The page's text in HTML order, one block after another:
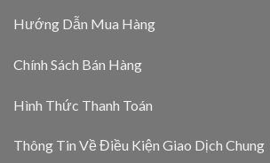
Hướng Dẫn Mua Hàng
Chính Sách Bán Hàng
Hình Thức Thanh Toán
Thông Tin Về Điều Kiện Giao Dịch Chung